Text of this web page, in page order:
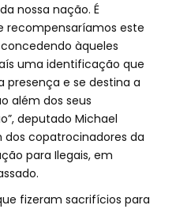
nossa nação. É
recompensaríamos este
àqueles
uma identificação que
e se destina a
além dos seus
deputado Michael
dos copatrocinadores da
para Ilegais, em
fizeram sacrifícios para